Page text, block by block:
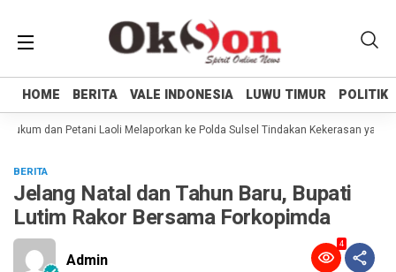
HOME BERITA VALE INDONESIA LUWU TIMUR POLITIK
HOME BERITA VALE INDONESIA LUWU TIMUR POLITIK
dan Petani Laoli Melaporkan ke Polda Sulsel Tindakan Kekerasan yang
BERITA
Jelang Natal dan Tahun Baru, Bupati
Lutim Rakor Bersama Forkopimda
Admin
4